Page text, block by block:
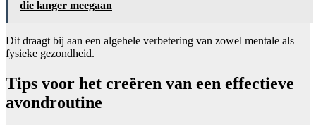
die langer meegaan
Dit draagt bij aan een algehele verbetering van zowel mentale als
fysieke gezondheid.
Tips voor het creëren van een effectieve
avondroutine